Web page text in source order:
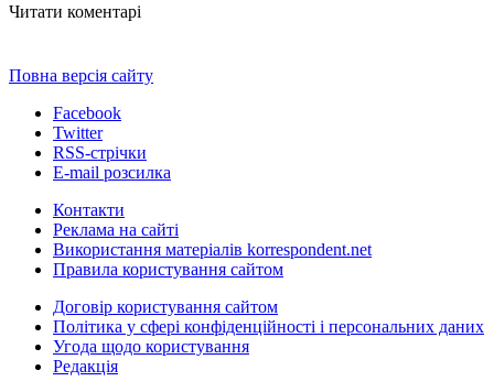
Читати коментарі
Повна версія сайту
Facebook
Twitter
RSS-стрічки
E-mail розсилка
Контакти
Реклама на сайті
Використання матеріалів korrespondent.net
Правила користування сайтом
Договір користування сайтом
Політика у сфері конфіденційності і персональних даних
Угода щодо користування
Редакція